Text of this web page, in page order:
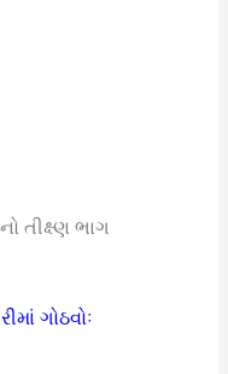
તીક્ષ્ણ ભાગ
ગોઠવોઃ